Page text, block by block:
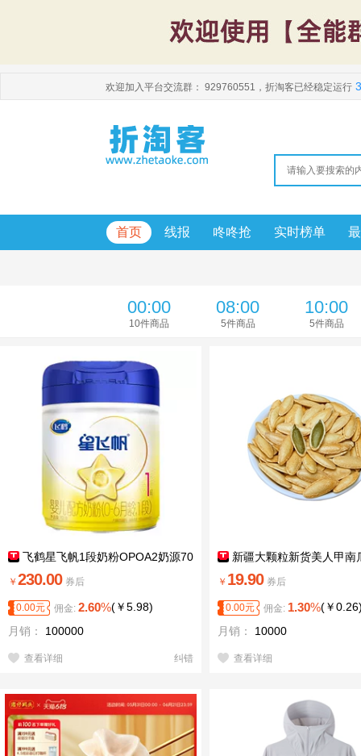
欢迎加入平台交流群： 929760551 ，折淘客已经稳定运行
首页 线报 咚咚抢 实时榜单
00:00
10件商品
08:00
5件商品
10:00
5件商品
飞鹤星飞帆1段奶粉OPOA2奶源70
0g
￥ 230.00 券后
0.00元 佣金: 2.60%(￥5.98)
月销：
100000
查看详细 纠错
新疆大颗粒新货美人甲南
味长粒休闲炒货坚果零食优
￥ 19.90 券后
0.00元 佣金: 1.30%(￥0.26
月销：
10000
查看详细